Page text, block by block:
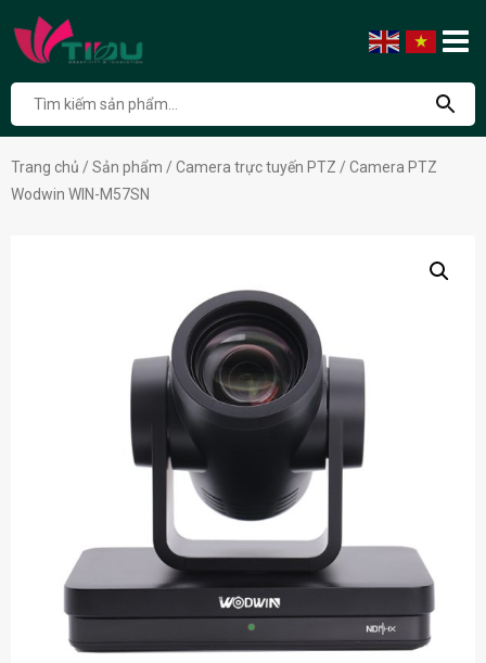
Trang chủ / Sản phẩm / Camera trực tuyến PTZ / Camera PTZ
Wodwin WIN-M57SN